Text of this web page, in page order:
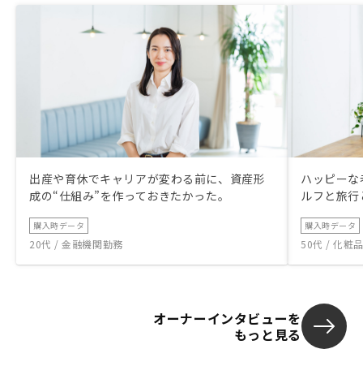
出産や育休でキャリアが変わる前に、資産形
成の“仕組み”を作っておきたかった。
購入時データ
20代 / 金融機関勤務
ハッピー
ルフと旅
購入時データ
50代 / 化粧
オーナーインタビューを
もっと見る